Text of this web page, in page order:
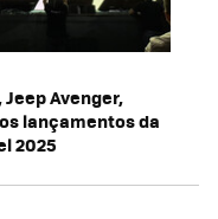
Avenger,
lançamentos da
2025